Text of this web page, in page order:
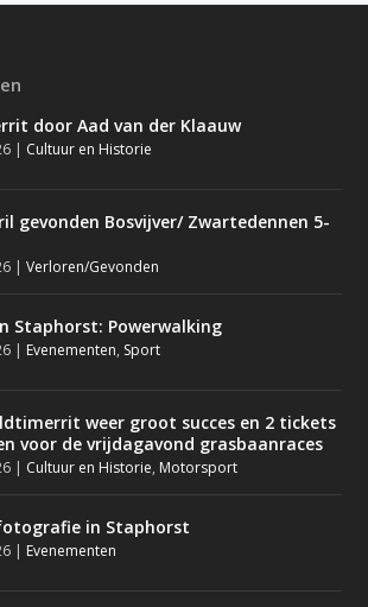
door Aad van der Klaauw
| Cultuur en Historie
gevonden Bosvijver/ Zwartedennen 5-
|Verloren/Gevonden
Staphorst: Powerwalking
| Evenementen, Sport
weer groot succes en 2 tickets
voor de vrijdagavond grasbaanraces
| Cultuur en Historie, Motorsport
in Staphorst
| Evenementen